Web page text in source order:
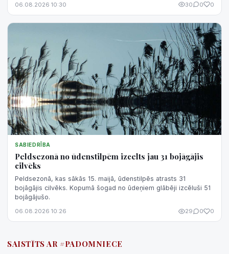
06.08.2026 10:30 30 0 0
SABIEDRĪBA
Peldsezonā no ūdenstilpēm izcelts jau 31 bojāgājis
cilvēks
Peldsezonā, kas sākās 15. maijā, ūdenstilpēs atrasts 31
bojāgājis cilvēks. Kopumā šogad no ūdeņiem glābēji izcēluši 51
bojāgājušo.
06.08.2026 10:26 29 0 0
SAISTĪTS AR #PADOMNIECE